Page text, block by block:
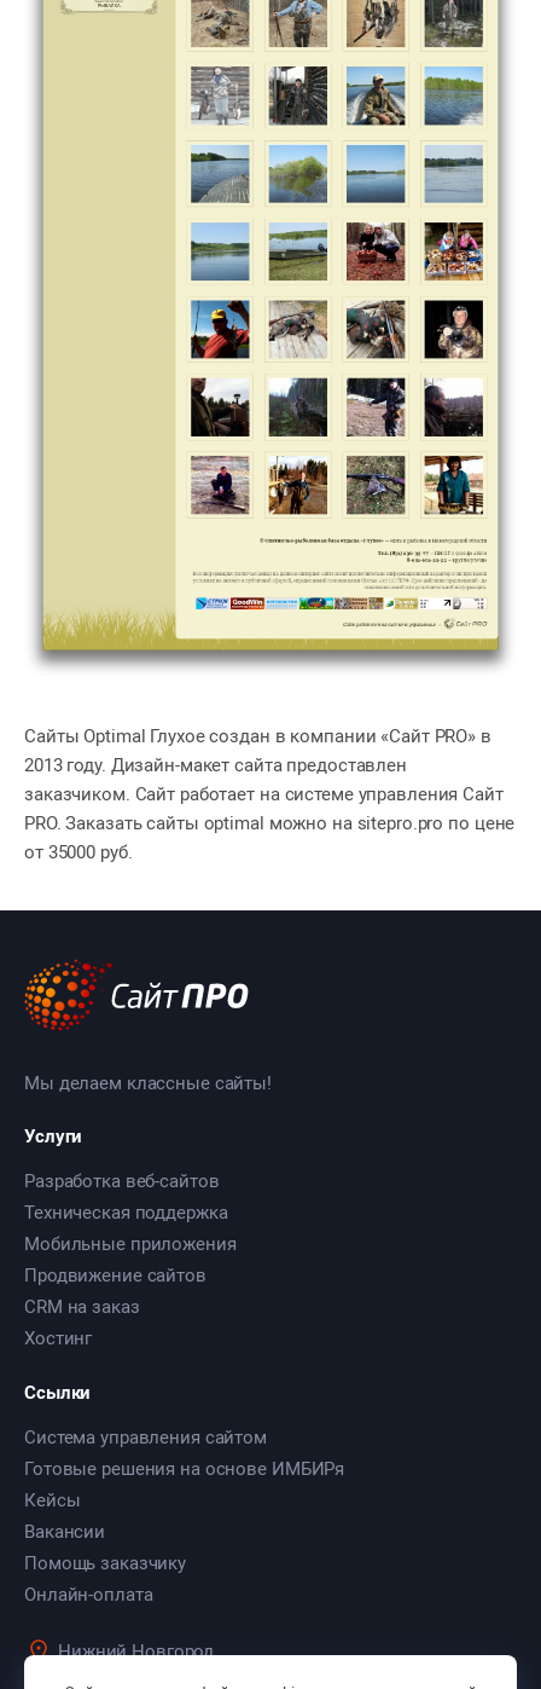
Сайты Optimal Глухое создан в компании «Сайт PRO» в
2013 году. Дизайн-макет сайта предоставлен
заказчиком. Сайт работает на системе управления Сайт
PRO. Заказать сайты optimal можно на sitepro.pro по цене
от 35000 руб.
Мы делаем классные сайты!
Услуги
Разработка веб-сайтов
Техническая поддержка
Мобильные приложения
Продвижение сайтов
CRM на заказ
Хостинг
Ссылки
Система управления сайтом
Готовые решения на основе ИМБИРя
Кейсы
Вакансии
Помощь заказчику
Онлайн-оплата
Нижний Новгород